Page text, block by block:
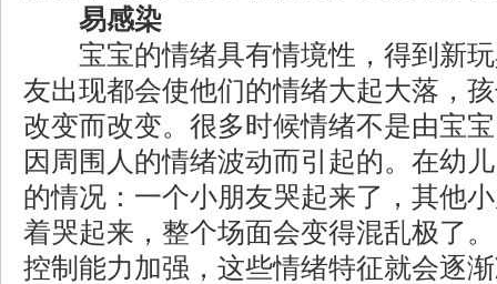
易感染
宝宝的情绪具有情境性，得到新玩
友出现都会使他们的情绪大起大落，
改变而改变。很多时候情绪不是由宝
因周围人的情绪波动而引起的。在幼
的情况：一个小朋友哭起来了，其他
着哭起来，整个场面会变得混乱极了
控制能力加强，这些情绪特征就会逐